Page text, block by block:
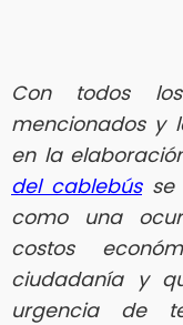
Con todos los
mencionados y
en la
del cablebússe
como una
costos
ciudadanía y
urgencia de